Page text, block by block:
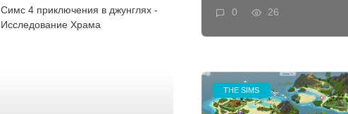
Симс 4 приключения в джунглях -
Исследование Храма
0 26
THE SIMS